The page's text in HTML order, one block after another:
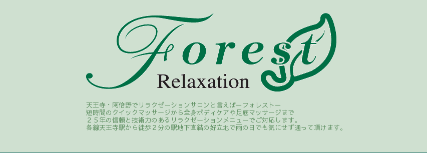
天王寺・阿倍野でリラクゼーションサロンと言えば－フォレスト－
短時間のクイックマッサージから全身ボディケアや足底マッサージまで
２５年の信頼と技術力のあるリラクゼーションメニューでご対応します。
各線天王寺駅から徒歩２分の駅地下直結の好立地で雨の日でも気にせず通って頂けます。